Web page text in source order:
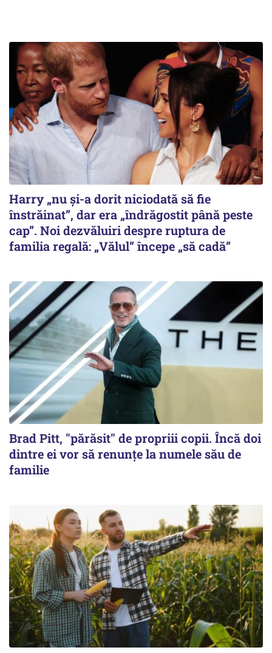
Harry „nu și-a dorit niciodată să fie
înstrăinat”, dar era „îndrăgostit până peste
cap”. Noi dezvăluiri despre ruptura de
familia regală: „Vălul” începe „să cadă”
Brad Pitt, "părăsit" de propriii copii. Încă doi
dintre ei vor să renunțe la numele său de
familie